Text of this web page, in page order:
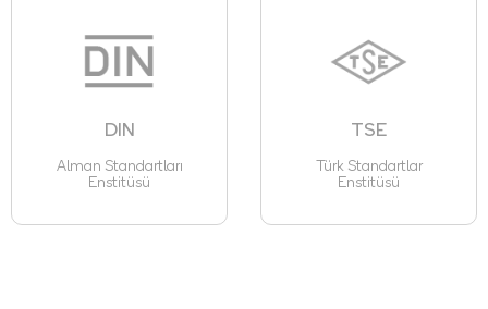
DIN
Alman Standartları
Enstitüsü
TSE
Türk Standartlar
Enstitüsü